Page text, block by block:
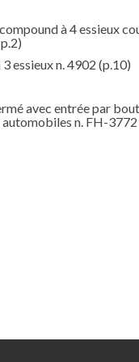
à 4 essieux
essieux n. 4902 (p.10)
avec entrée par
n. FH-3772